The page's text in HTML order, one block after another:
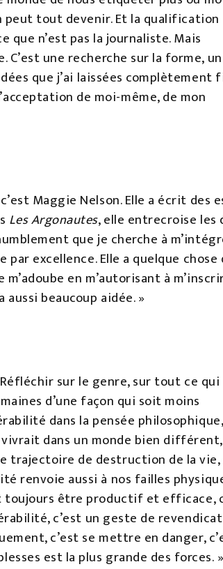
tout devenir. Et la qualification
n’est pas la journaliste. Mais
une recherche sur la forme, un
que j’ai laissées complètement
de moi-même, de mon
Maggie Nelson. Elle a écrit des
Les Argonautes, elle entrecroise les
que je cherche à
excellence. Elle a quelque chose
en m’autorisant à
beaucoup aidée. »
sur le genre, sur tout ce qui
d’une façon qui soit moins
dans la pensée
dans un monde bien
trajectoire de destruction de la vie,
renvoie aussi à nos failles
être productif et efficace,
c’est un geste de
c’est se mettre en danger,
est la plus grande des forces. »